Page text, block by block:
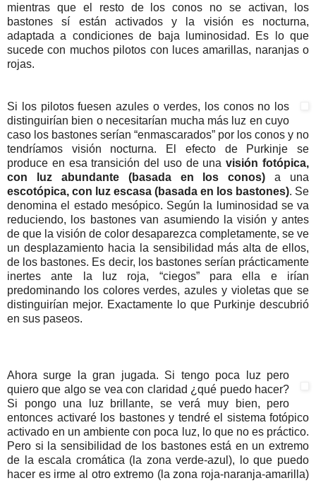
mientras que el resto de los conos no se activan, los
bastones sí están activados y la visión es nocturna,
adaptada a condiciones de baja luminosidad. Es lo que
sucede con muchos pilotos con luces amarillas, naranjas o
rojas.
Si los pilotos fuesen azules o verdes, los conos no los
distinguirían bien o necesitarían mucha más luz en cuyo
caso los bastones serían “enmascarados” por los conos y no
tendríamos visión nocturna. El efecto de Purkinje se
produce en esa transición del uso de una visión fotópica,
con luz abundante (basada en los conos) a una
escotópica, con luz escasa (basada en los bastones). Se
denomina el estado mesópico. Según la luminosidad se va
reduciendo, los bastones van asumiendo la visión y antes
de que la visión de color desaparezca completamente, se ve
un desplazamiento hacia la sensibilidad más alta de ellos,
de los bastones. Es decir, los bastones serían prácticamente
inertes ante la luz roja, “ciegos” para ella e irían
predominando los colores verdes, azules y violetas que se
distinguirían mejor. Exactamente lo que Purkinje descubrió
en sus paseos.
Ahora surge la gran jugada. Si tengo poca luz pero
quiero que algo se vea con claridad ¿qué puedo hacer?
Si pongo una luz brillante, se verá muy bien, pero
entonces activaré los bastones y tendré el sistema fotópico
activado en un ambiente con poca luz, lo que no es práctico.
Pero si la sensibilidad de los bastones está en un extremo
de la escala cromática (la zona verde-azul), lo que puedo
hacer es irme al otro extremo (la zona roja-naranja-amarilla)